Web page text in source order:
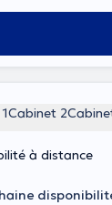
Cabinet 2
à distance